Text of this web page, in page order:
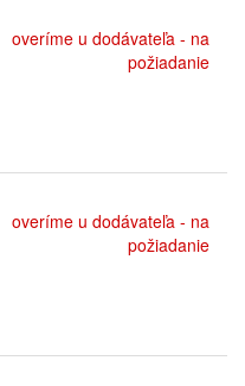
overíme u dodávateľa - na
požiadanie
overíme u dodávateľa - na
požiadanie